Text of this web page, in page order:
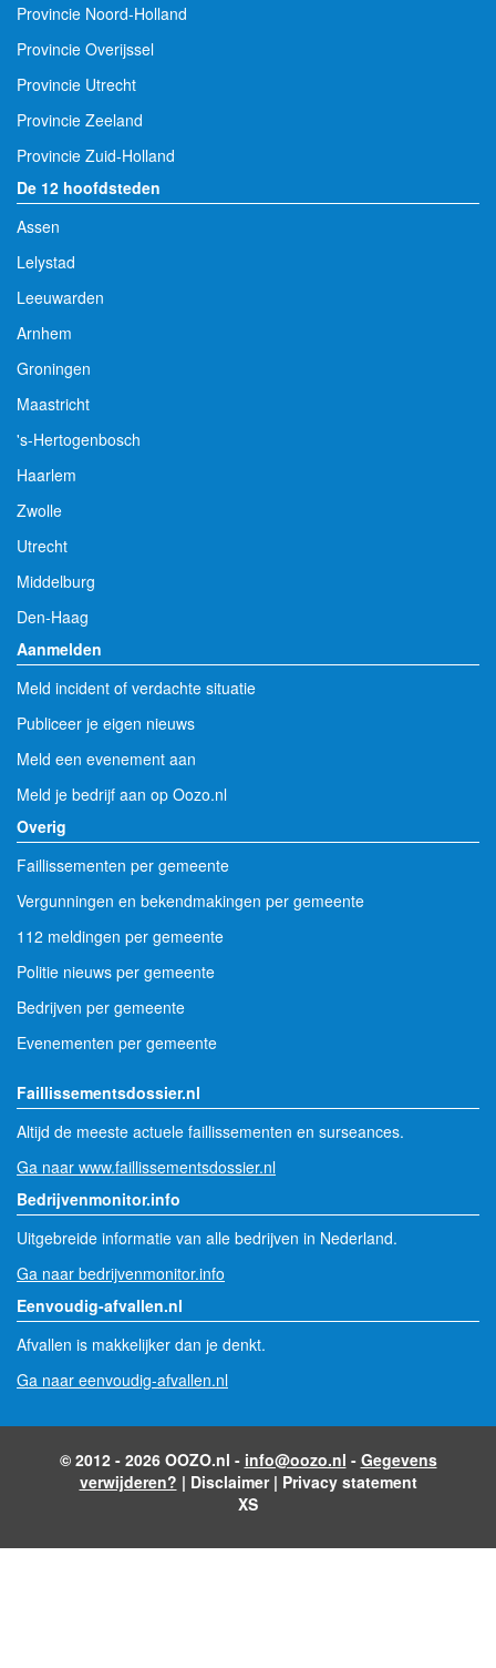
Provincie Noord-Holland
Provincie Overijssel
Provincie Utrecht
Provincie Zeeland
Provincie Zuid-Holland
De 12 hoofdsteden
Assen
Lelystad
Leeuwarden
Arnhem
Groningen
Maastricht
's-Hertogenbosch
Haarlem
Zwolle
Utrecht
Middelburg
Den-Haag
Aanmelden
Meld incident of verdachte situatie
Publiceer je eigen nieuws
Meld een evenement aan
Meld je bedrijf aan op Oozo.nl
Overig
Faillissementen per gemeente
Vergunningen en bekendmakingen per gemeente
112 meldingen per gemeente
Politie nieuws per gemeente
Bedrijven per gemeente
Evenementen per gemeente
Faillissementsdossier.nl
Altijd de meeste actuele faillissementen en surseances.
Ga naar www.faillissementsdossier.nl
Bedrijvenmonitor.info
Uitgebreide informatie van alle bedrijven in Nederland.
Ga naar bedrijvenmonitor.info
Eenvoudig-afvallen.nl
Afvallen is makkelijker dan je denkt.
Ga naar eenvoudig-afvallen.nl
© 2012 - 2026 OOZO.nl - info@oozo.nl - Gegevens
verwijderen? | Disclaimer| Privacy statement
XS